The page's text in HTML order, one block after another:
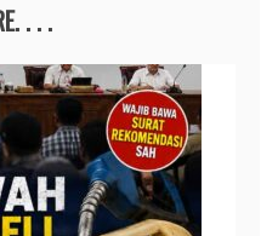
. . .